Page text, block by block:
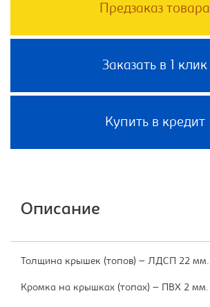
Предзаказ товара
Заказать в 1 клик
Купить в кредит
Описание
Толщина крышек (топов) – ЛДСП 22 мм.
Кромка на крышках (топах) – ПВХ 2 мм.